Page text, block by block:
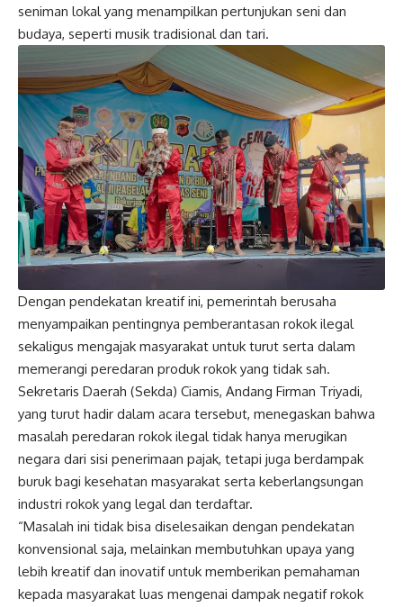
seniman lokal yang menampilkan pertunjukan seni dan
budaya, seperti musik tradisional dan tari.
Dengan pendekatan kreatif ini, pemerintah berusaha
menyampaikan pentingnya pemberantasan rokok ilegal
sekaligus mengajak masyarakat untuk turut serta dalam
memerangi peredaran produk rokok yang tidak sah.
Sekretaris Daerah (Sekda) Ciamis, Andang Firman Triyadi,
yang turut hadir dalam acara tersebut, menegaskan bahwa
masalah peredaran rokok ilegal tidak hanya merugikan
negara dari sisi penerimaan pajak, tetapi juga berdampak
buruk bagi kesehatan masyarakat serta keberlangsungan
industri rokok yang legal dan terdaftar.
“Masalah ini tidak bisa diselesaikan dengan pendekatan
konvensional saja, melainkan membutuhkan upaya yang
lebih kreatif dan inovatif untuk memberikan pemahaman
kepada masyarakat luas mengenai dampak negatif rokok